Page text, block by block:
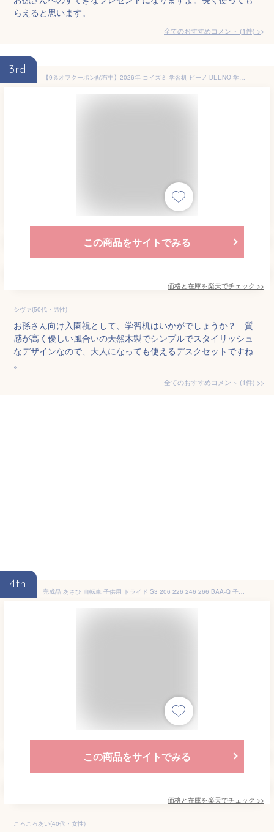
らえると思います。
全てのおすすめコメント (1件) >
3rd
【9％オフクーポン配布中】2026年 コイズミ 学習机 ビーノ BEENO 学習デスク 3点 セット 105デスク+リフティングワゴン+エクステンションシェルフの3点セットBDD-072NS/BDW-064NS/BDB-079NSBDD-172WT/BDW-164WT/BDB-179WTBDD-102MO/BDW-134MO/BDB-129MO
この商品をサイトでみる
価格と在庫を楽天でチェック >>
シヴァ(50代・男性)
お孫さん向け入園祝として、学習机はいかがでしょうか？ 質
感が高く優しい風合いの天然木製でシンプルでスタイリッシュ
なデザインなので、大人になっても使えるデスクセットですね
。
全てのおすすめコメント (1件) >
4th
完成品 あさひ 自転車 子供用 ドライド S3 206 226 246 266 BAA-Q 子供用自転車 20 22 24 26インチ 外装6段変速 CTB LED ダイナモランプ スピードウオッチ BAA 男の子 ASAHI
この商品をサイトでみる
価格と在庫を楽天でチェック >>
ころころあい(40代・女性)